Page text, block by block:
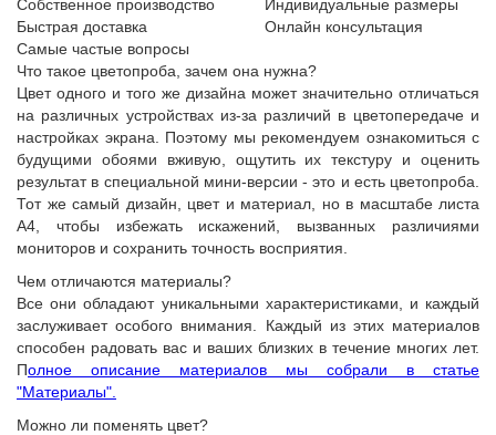
Собственное производство
Индивидуальные размеры
Быстрая доставка
Онлайн консультация
Самые частые вопросы
Что такое цветопроба, зачем она нужна?
Цвет одного и того же дизайна может значительно отличаться
на различных устройствах из-за различий в цветопередаче и
настройках экрана. Поэтому мы рекомендуем ознакомиться с
будущими обоями вживую, ощутить их текстуру и оценить
результат в специальной мини-версии - это и есть цветопроба.
Тот же самый дизайн, цвет и материал, но в масштабе листа
А4, чтобы избежать искажений, вызванных различиями
мониторов и сохранить точность восприятия.
Чем отличаются материалы?
Все они обладают уникальными характеристиками, и каждый
заслуживает особого внимания. Каждый из этих материалов
способен радовать вас и ваших близких в течение многих лет.
Полное описание материалов мы собрали в статье
"Материалы".
Можно ли поменять цвет?